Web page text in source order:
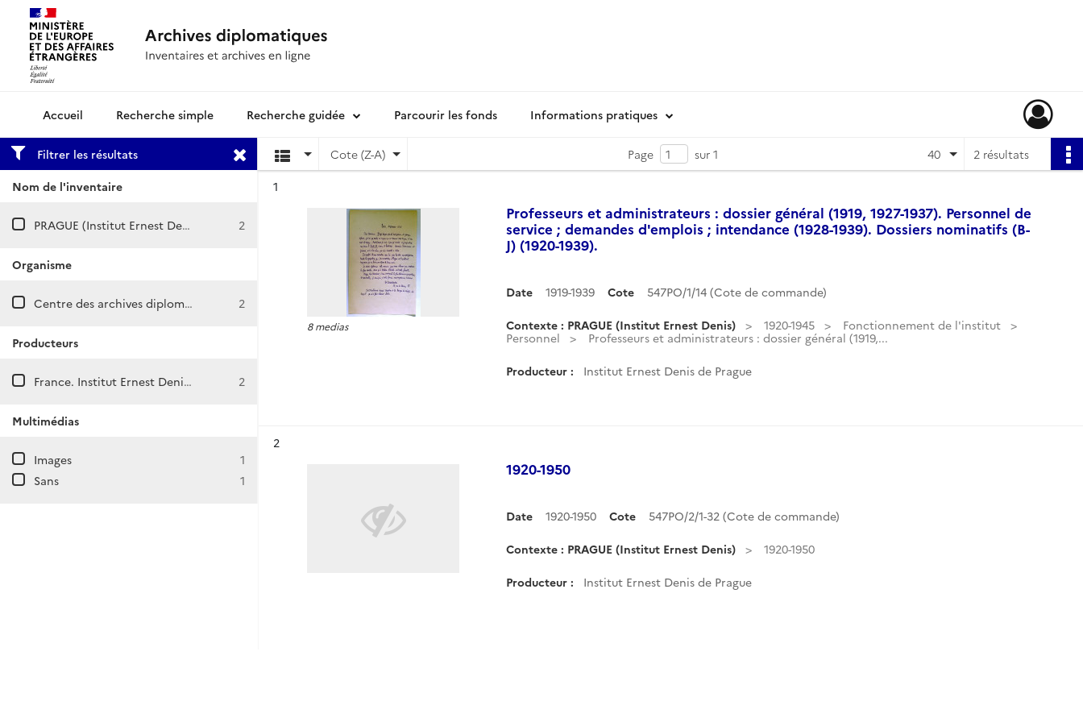
Archives diplomatiquesRecherche simple Recherche guidée Parcourir les fonds Informations pratiques
Filtrer les résultats
Nom de l'inventaire
PRAGUE (Institut Ernest Denis) 2
Organisme
Centre des archives diplomatiques de Nantes 2
Producteurs
France. Institut Ernest Denis de Prague (République tchèque) 2
Multimédias
Images
1
Sans
1
Cote (Z-A) Page sur 1 2 résultats
40
1
8 medias
Professeurs et administrateurs : dossier général (1919, 1927-1937). Personnel de
service ; demandes d'emplois ; intendance (1928-1939). Dossiers nominatifs (B-
J) (1920-1939).
Date 1919-1939 Cote 547PO/1/14 (Cote de commande)
Contexte : PRAGUE (Institut Ernest Denis) 1920-1945
Fonctionnement de l'institut
Personnel
Professeurs et administrateurs : dossier général (1919,...
Producteur : Institut Ernest Denis de Prague
2
1920-1950
Date 1920-1950 Cote 547PO/2/1-32 (Cote de commande)
Contexte : PRAGUE (Institut Ernest Denis) 1920-1950
Producteur : Institut Ernest Denis de Prague